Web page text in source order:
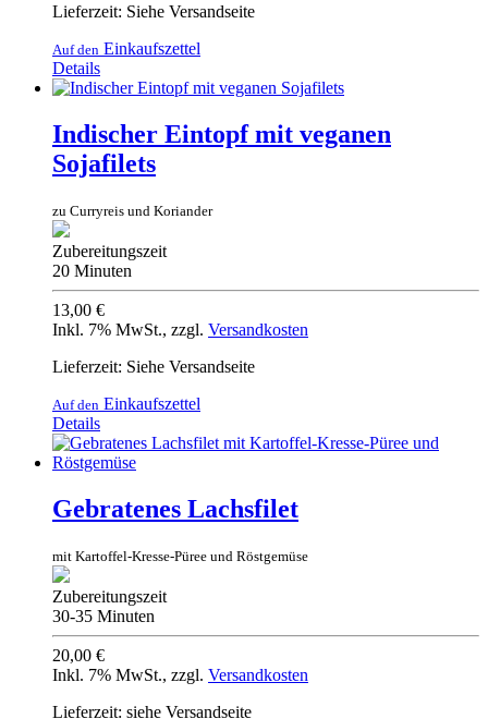
Lieferzeit: Siehe Versandseite
Auf den Einkaufszettel
Details
Indischer Eintopf mit veganen
Sojafilets
zu Curryreis und Koriander
Zubereitungszeit
20 Minuten
13,00 €
Inkl. 7% MwSt., zzgl. Versandkosten
Lieferzeit: Siehe Versandseite
Auf den Einkaufszettel
Details
Gebratenes Lachsfilet
mit Kartoffel-Kresse-Püree und Röstgemüse
Zubereitungszeit
30-35 Minuten
20,00 €
Inkl. 7% MwSt., zzgl. Versandkosten
Lieferzeit: siehe Versandseite